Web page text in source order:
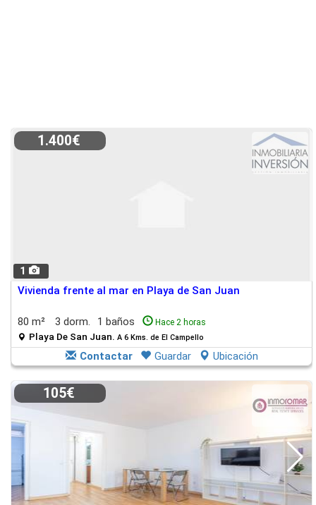
1
1.400€
Vivienda frente al mar en Playa de San Juan
80 m² 3 dorm. 1 baños Hace 2 horas
Playa De San Juan. A 6 Kms. de El Campello
Contactar Guardar Ubicación
105€